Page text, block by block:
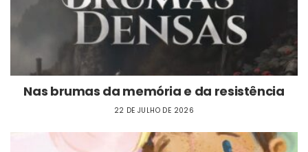
Nas brumas da memória e da resistência
22 DE JULHO DE 2026